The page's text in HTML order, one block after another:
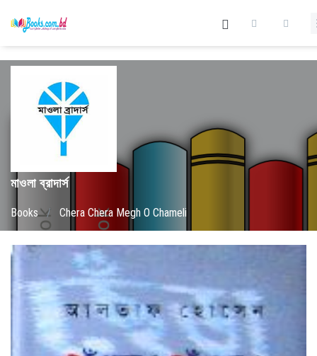
মাওলা ব্রাদার্স
Books / Chera Chera Megh O Chameli